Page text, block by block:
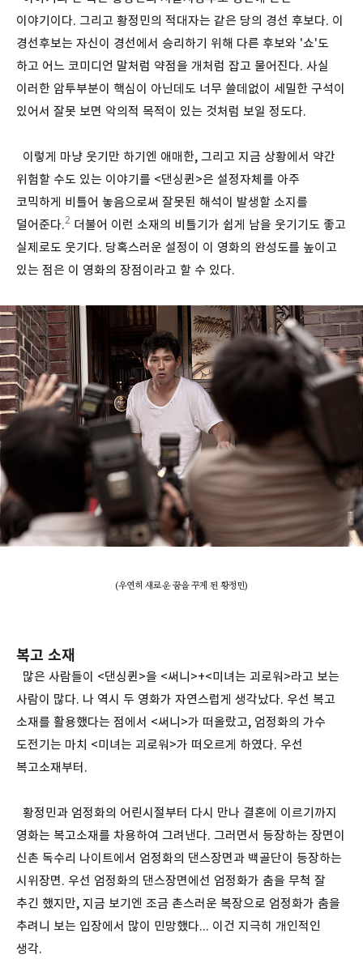
이야기이다. 그리고 황정민의 적대자는 같은 당의 경선 후보다. 이
경선후보는 자신이 경선에서 승리하기 위해 다른 후보와 '쇼'도
하고 어느 코미디언 말처럼 약점을 개처럼 잡고 물어진다. 사실
이러한 암투부분이 핵심이 아닌데도 너무 쓸데없이 세밀한 구석이
있어서 잘못 보면 악의적 목적이 있는 것처럼 보일 정도다.
이렇게 마냥 웃기만 하기엔 애매한, 그리고 지금 상황에서 약간
위험할 수도 있는 이야기를 <댄싱퀸>은 설정자체를 아주
코믹하게 비틀어 놓음으로써 잘못된 해석이 발생할 소지를
덜어준다.2 더불어 이런 소재의 비틀기가 쉽게 남을 웃기기도 좋고
실제로도 웃기다. 당혹스러운 설정이 이 영화의 완성도를 높이고
있는 점은 이 영화의 장점이라고 할 수 있다.
(우연히 새로운 꿈을 꾸게 된 황정민)
복고 소재
많은 사람들이 <댄싱퀸>을 <써니>+<미녀는 괴로워>라고 보는
사람이 많다. 나 역시 두 영화가 자연스럽게 생각났다. 우선 복고
소재를 활용했다는 점에서 <써니>가 떠올랐고, 엄정화의 가수
도전기는 마치 <미녀는 괴로워>가 떠오르게 하였다. 우선
복고소재부터.
황정민과 엄정화의 어린시절부터 다시 만나 결혼에 이르기까지
영화는 복고소재를 차용하여 그려낸다. 그러면서 등장하는 장면이
신촌 독수리 나이트에서 엄정화의 댄스장면과 백골단이 등장하는
시위장면. 우선 엄정화의 댄스장면에선 엄정화가 춤을 무척 잘
추긴 했지만, 지금 보기엔 조금 촌스러운 복장으로 엄정화가 춤을
추려니 보는 입장에서 많이 민망했다... 이건 지극히 개인적인
생각.